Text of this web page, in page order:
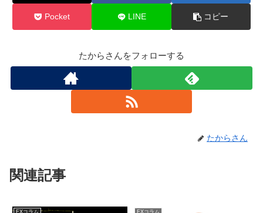
Pocket LINE コピー
たからさんをフォローする
たからさん
関連記事
FXコラム FXコラム